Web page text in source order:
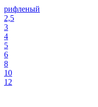
рифленый
2,5
3
4
5
6
8
10
12